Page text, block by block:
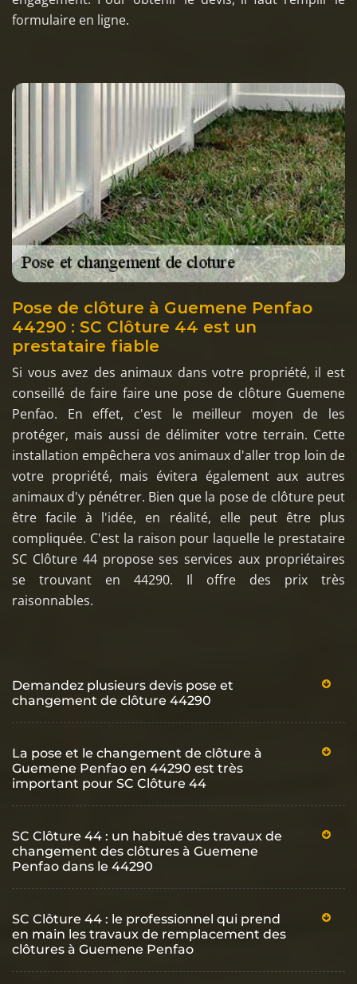
formulaire en ligne.
Pose de clôture à Guemene Penfao
44290 : SC Clôture 44 est un
prestataire fiable
Si vous avez des animaux dans votre propriété, il est
conseillé de faire faire une pose de clôture Guemene
Penfao. En effet, c'est le meilleur moyen de les
protéger, mais aussi de délimiter votre terrain. Cette
installation empêchera vos animaux d'aller trop loin de
votre propriété, mais évitera également aux autres
animaux d'y pénétrer. Bien que la pose de clôture peut
être facile à l'idée, en réalité, elle peut être plus
compliquée. C'est la raison pour laquelle le prestataire
SC Clôture 44 propose ses services aux propriétaires
se trouvant en 44290. Il offre des prix très
raisonnables.
Demandez plusieurs devis pose et
changement de clôture 44290
La pose et le changement de clôture à
Guemene Penfao en 44290 est très
important pour SC Clôture 44
SC Clôture 44 : un habitué des travaux de
changement des clôtures à Guemene
Penfao dans le 44290
SC Clôture 44 : le professionnel qui prend
en main les travaux de remplacement des
clôtures à Guemene Penfao